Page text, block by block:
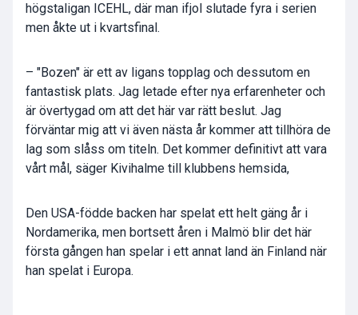
högstaligan ICEHL, där man ifjol slutade fyra i serien
men åkte ut i kvartsfinal.
– "Bozen" är ett av ligans topplag och dessutom en
fantastisk plats. Jag letade efter nya erfarenheter och
är övertygad om att det här var rätt beslut. Jag
förväntar mig att vi även nästa år kommer att tillhöra de
lag som slåss om titeln. Det kommer definitivt att vara
vårt mål, säger Kivihalme till klubbens hemsida,
Den USA-födde backen har spelat ett helt gäng år i
Nordamerika, men bortsett åren i Malmö blir det här
första gången han spelar i ett annat land än Finland när
han spelat i Europa.